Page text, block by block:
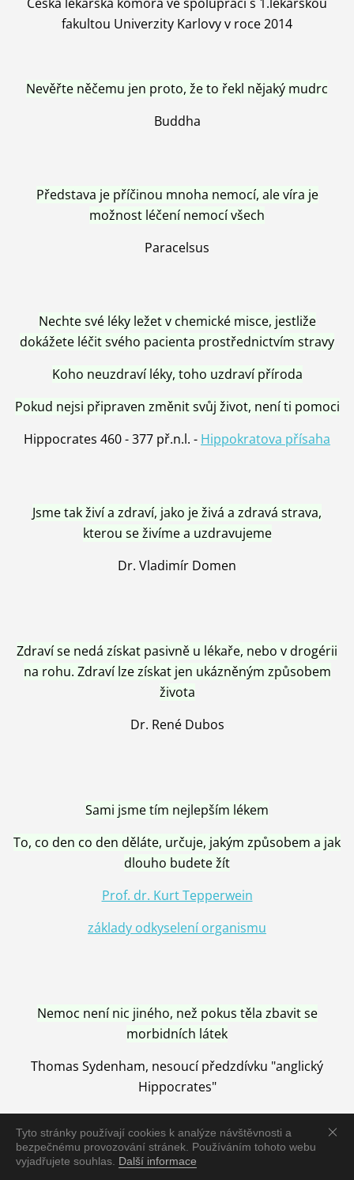
Tyto stránky používají cookies k analýze návštěvnosti a
bezpečnému provozování stránek. Používáním tohoto webu
vyjadřujete souhlas. Další informace
fakultou Univerzity Karlovy v roce 2014
Nevěřte něčemu jen proto, že to řekl nějaký mudrc
Buddha
Představa je příčinou mnoha nemocí, ale víra je
možnost léčení nemocí všech
Paracelsus
Nechte své léky ležet v chemické misce, jestliže
dokážete léčit svého pacienta prostřednictvím stravy
Koho neuzdraví léky, toho uzdraví příroda
Pokud nejsi připraven změnit svůj život, není ti pomoci
Hippocrates 460 - 377 př.n.l. - Hippokratova přísaha
Jsme tak živí a zdraví, jako je živá a zdravá strava,
kterou se živíme a uzdravujeme
Dr. Vladimír Domen
Zdraví se nedá získat pasivně u lékaře, nebo v drogérii
na rohu. Zdraví lze získat jen ukázněným způsobem
života
Dr. René Dubos
Sami jsme tím nejlepším lékem
To, co den co den děláte, určuje, jakým způsobem a jak
dlouho budete žít
Prof. dr. Kurt Tepperwein
základy odkyselení organismu
Nemoc není nic jiného, než pokus těla zbavit se
morbidních látek
Thomas Sydenham, nesoucí předzdívku "anglický
Hippocrates"
Nemoc je vyléčena jen pomocí Přírody, neutralizací a